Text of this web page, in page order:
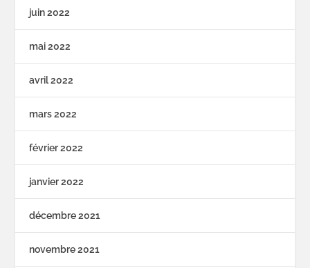
juin 2022
mai 2022
avril 2022
mars 2022
février 2022
janvier 2022
décembre 2021
novembre 2021